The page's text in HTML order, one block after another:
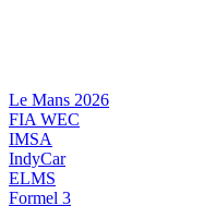
Le Mans 2026
FIA WEC
IMSA
IndyCar
ELMS
Formel 3